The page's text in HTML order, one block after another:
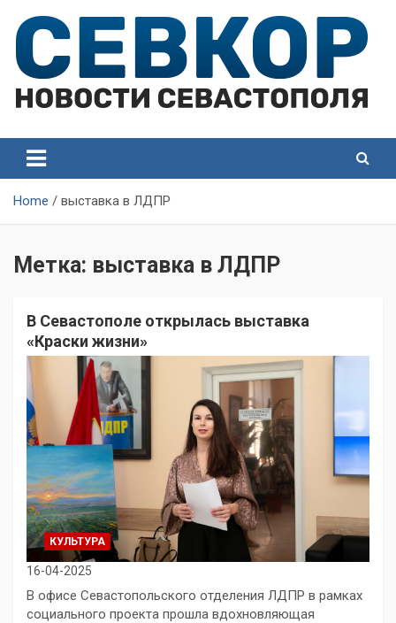
content
Севастополя
Севастополя
Home выставка в ЛДПР
Метка: выставка в ЛДПР
В Севастополе открылась выставка
«Краски жизни»
КУЛЬТУРА
16-04-2025
В офисе Севастопольского отделения ЛДПР в рамках
социального проекта прошла вдохновляющая